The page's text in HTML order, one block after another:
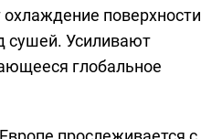
поверхности
сушей. Усиливают
глобальное